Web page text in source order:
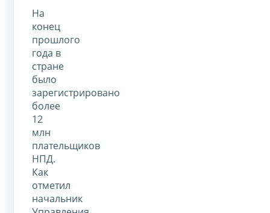
На
конец
прошлого
года в
стране
было
зарегистрировано
более
12
млн
плательщиков
НПД.
Как
отметил
начальник